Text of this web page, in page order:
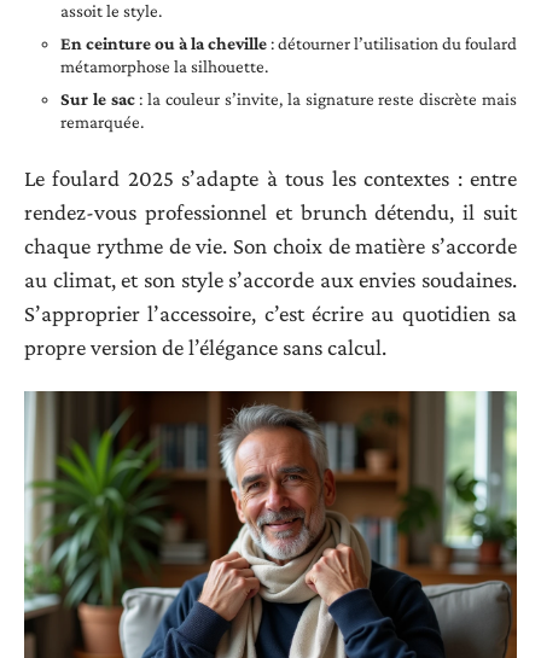
assoit le style.
En ceinture ou à la cheville: détourner l’utilisation du foulard
métamorphose la silhouette.
Sur le sac: la couleur s’invite, la signature reste discrète mais
remarquée.
Le foulard 2025 s’adapte à tous les contextes : entre
rendez-vous professionnel et brunch détendu, il suit
chaque rythme de vie. Son choix de matière s’accorde
au climat, et son style s’accorde aux envies soudaines.
S’approprier l’accessoire, c’est écrire au quotidien sa
propre version de l’élégance sans calcul.